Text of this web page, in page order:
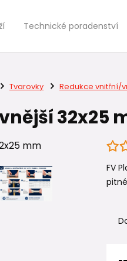
Technické poradenství
Tvarovky Redukce vnitřní/
32x25
FV